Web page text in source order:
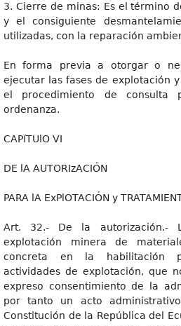
3. Cierre de minas: Es el término
y el consiguiente
utilizadas, con la reparación
En forma previa a otorgar o
ejecutar las fases de explotación
el procedimiento de consulta
ordenanza.
CAPíTUlO VI
DE lA AUTORIzACIÓN
PARA lA ExPlOTACIÓN y
Art. 32.- De la autorización.-
explotación minera de
concreta en la habilitación
actividades de explotación, que
expreso consentimiento de la
por tanto un acto
Constitución de la República del